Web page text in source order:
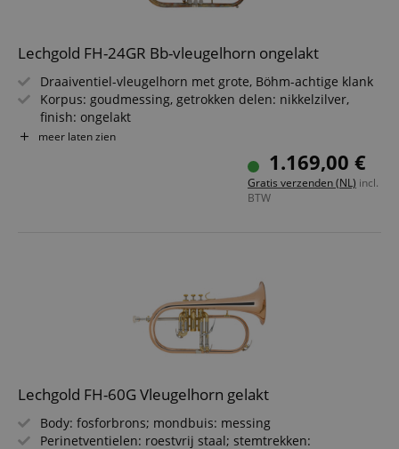
Lechgold FH-24GR Bb-vleugelhorn ongelakt
Draaiventiel-vleugelhorn met grote, Böhm-achtige klank
Korpus: goudmessing, getrokken delen: nikkelzilver,
finish: ongelakt
Klankbeker-Ø: 160 mm; boring: 10,5 mm
Tooncompensatie op de 3e ventielschuif, originele
Incl. mondstuk & lichte koffer met verstelbare
meer laten zien
1.169,00 €
Gratis verzenden (NL) incl.
BTW
Lechgold FH-60G Vleugelhorn gelakt
Body: fosforbrons; mondbuis: messing
Perinetventielen: roestvrij staal; stemtrekken: